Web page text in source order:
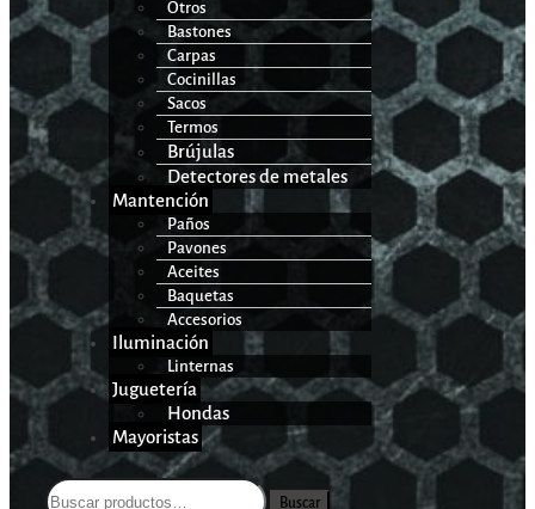
Otros
Bastones
Carpas
Cocinillas
Sacos
Termos
Brújulas
Detectores de metales
Mantención
Paños
Pavones
Aceites
Baquetas
Accesorios
Iluminación
Linternas
Juguetería
Hondas
Mayoristas
Buscar